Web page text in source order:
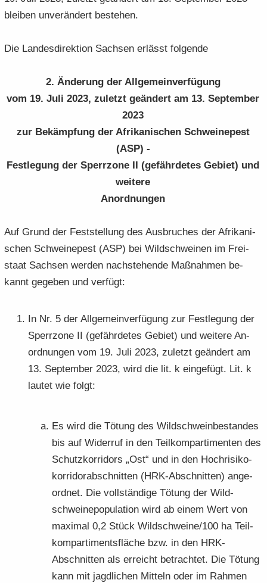
blei­ben un­ver­än­dert be­stehen.
Die Lan­des­di­rek­ti­on Sach­sen er­lässt fol­gen­de
2. Än­de­rung der All­ge­mein­ver­fü­gung
vom 19. Juli 2023, zu­letzt ge­än­dert am 13. Sep­tem­ber
2023
zur Be­kämp­fung der Afri­ka­ni­schen Schwei­ne­pest
(ASP) -
Fest­le­gung der Sperr­zo­ne II (ge­fähr­de­tes Ge­biet) und
wei­te­re
An­ord­nun­gen
Auf Grund der Fest­stel­lung des Aus­bru­ches der Afri­ka­ni­
schen Schwei­ne­pest (ASP) bei Wild­schwei­nen im Frei­
staat Sach­sen wer­den nach­ste­hen­de Maß­nah­men be­
kannt ge­ge­ben und ver­fügt:
In Nr. 5 der All­ge­mein­ver­fü­gung zur Fest­le­gung der
Sperr­zo­ne II (ge­fähr­de­tes Ge­biet) und wei­te­re An­
ord­nun­gen vom 19. Juli 2023, zu­letzt ge­än­dert am
13. Sep­tem­ber 2023, wird die lit. k ein­ge­fügt. Lit. k
lau­tet wie folgt:
Es wird die Tö­tung des Wild­schwein­be­stan­des
bis auf Wi­der­ruf in den Teil­kom­par­ti­men­ten des
Schutz­kor­ri­dors „Ost“ und in den Hoch­ri­si­ko­
kor­ri­dor­ab­schnit­ten (HRK-​Abschnitten) an­ge­
ord­net. Die voll­stän­di­ge Tö­tung der Wild­
schweine­po­pu­la­ti­on wird ab einem Wert von
ma­xi­mal 0,2 Stück Wild­schwei­ne/100 ha Teil­
kom­par­ti­ments­flä­che bzw. in den HRK-​
Abschnitten als er­reicht be­trach­tet. Die Tö­tung
kann mit jagd­li­chen Mit­teln oder im Rah­men